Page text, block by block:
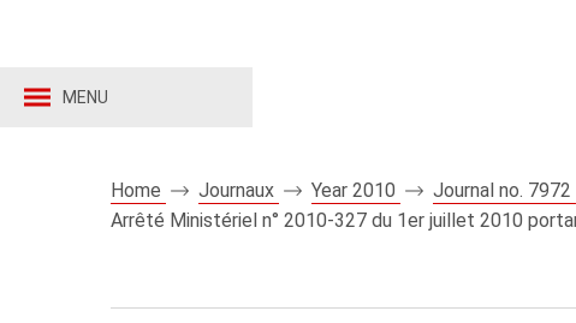
MENU
Home Journaux Year 2010
Journal no. 7972
Arrêté Ministériel n° 2010-327 du 1er juillet 2010